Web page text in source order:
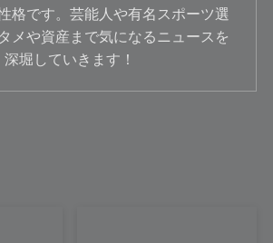
格です。芸能人や有名スポーツ選
メや資産まで気になるニュースを
深堀していきます！